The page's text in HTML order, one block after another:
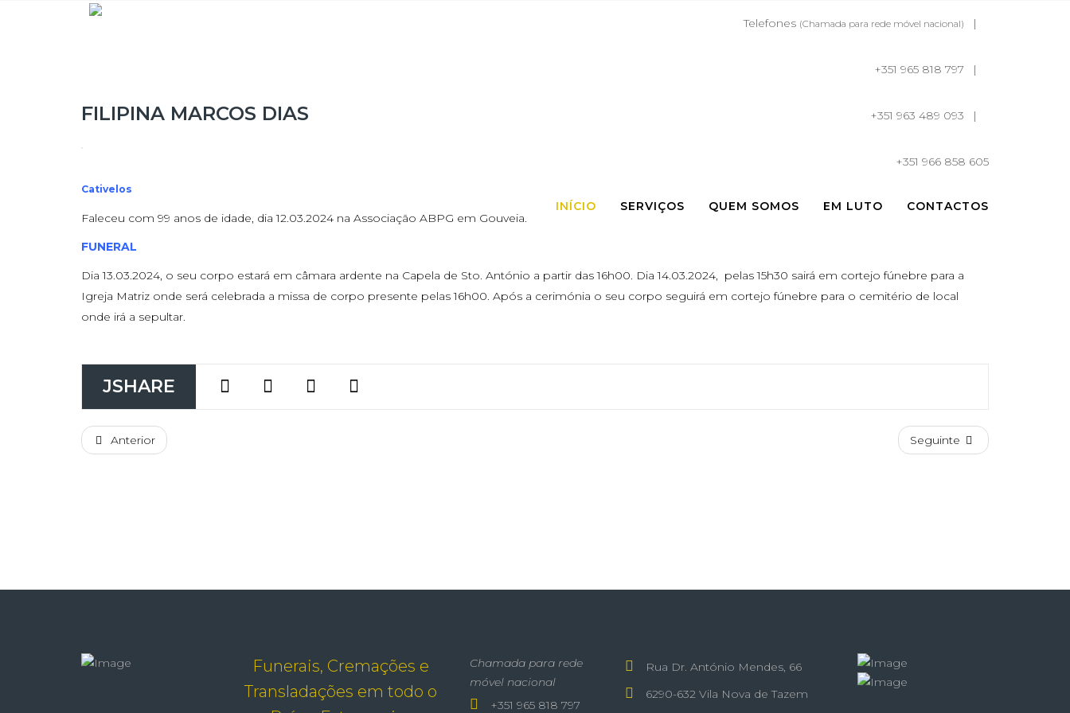
Telefones (Chamada para rede móvel nacional)
+351 965 818 797
+351 963 489 093
+351 966 858 605
INÍCIO SERVIÇOS QUEM SOMOS EM LUTO CONTACTOS
FILIPINA MARCOS DIAS
Cativelos
Faleceu com 99 anos de idade, dia 12.03.2024 na Associação ABPG em Gouveia.
FUNERAL
Dia 13.03.2024, o seu corpo estará em câmara ardente na Capela de Sto. António a partir das 16h00. Dia 14.03.2024, pelas 15h30 sairá em cortejo fúnebre para a
Igreja Matriz onde será celebrada a missa de corpo presente pelas 16h00. Após a cerimónia o seu corpo seguirá em cortejo fúnebre para o cemitério de local
onde irá a sepultar.
JSHARE
Anterior Seguinte
Funerais, Cremações e
Transladações em todo o
Chamada para rede
móvel nacional
+351 965 818 797
Rua Dr. António Mendes, 66
6290-632 Vila Nova de Tazem